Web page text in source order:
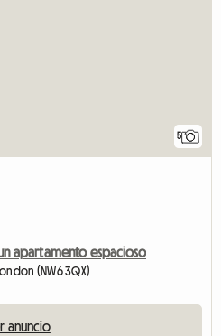
5
apartamento espacioso
(NW6 3QX)
anuncio